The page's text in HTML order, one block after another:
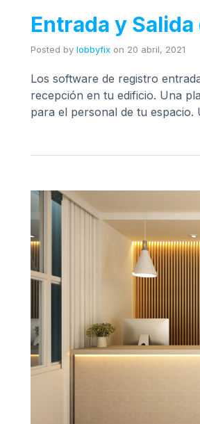
Entrada y
Posted by lobbyfix on 20 abril, 2021
Los software de registro
recepción en tu edificio. Una
para el personal de tu espacio.